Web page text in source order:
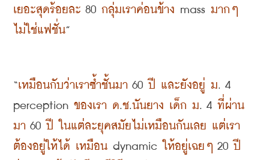
เยอะสุดร้อยละ 80 กลุ่มเราค่อนข้าง mass มากๆ
ไม่ใช่แฟชั่น”
“เหมือนกับว่าเราซ้ำชั้นมา 60 ปี และยังอยู่ ม. 4
perception ของเรา ด.ช.นันยาง เด็ก ม. 4 ที่ผ่าน
มา 60 ปี ในแต่ละยุคสมัยไม่เหมือนกันเลย แต่เรา
ต้องอยู่ให้ได้ เหมือน dynamic ให้อยู่เฉยๆ 20 ปี